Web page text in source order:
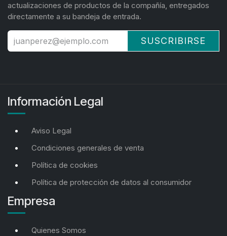
actualizaciones de productos de la compañía, entregados
directamente a su bandeja de entrada.
SUSCRIBIRSE
Información Legal
Aviso Legal
Condiciones generales de venta
Política de cookies
Política de protección de datos al consumidor
Empresa
Quienes Somos